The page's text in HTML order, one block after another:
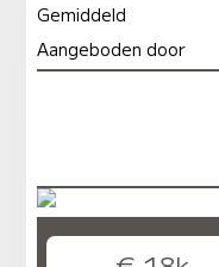
Gemiddeld
Aangeboden door